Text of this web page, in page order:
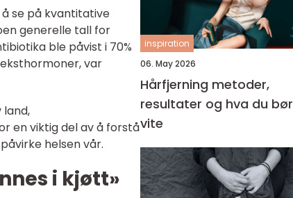
se på kvantitative
generelle tall for
ble påvist i 70%
var
land,
en viktig del av å forstå
helsen vår.
i kjøtt»
inspiration
06. May 2026
Hårfjerning metoder,
resultater og hva du bør
vite